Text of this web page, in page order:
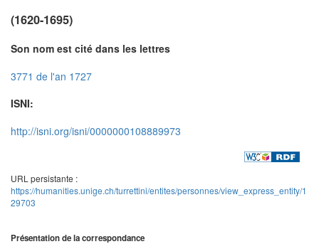
(1620-1695)
Son nom est cité dans les lettres
3771 de l'an 1727
ISNI:
http://isni.org/isni/0000000108889973
URL persistante :
https://humanities.unige.ch/turrettini/entites/personnes/view_express_entity/1
29703
Présentation de la correspondance